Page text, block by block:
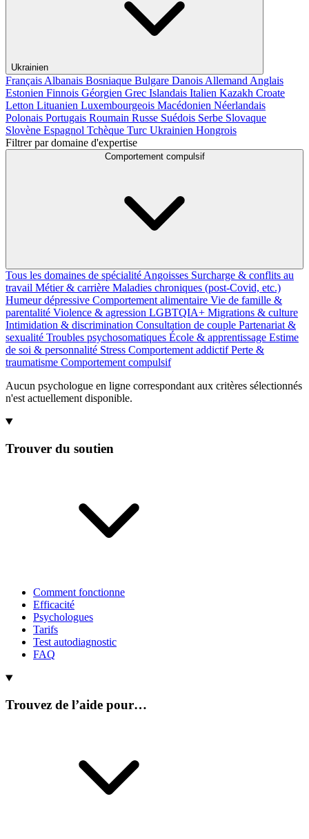
Ukrainien
Français Albanais Bosniaque Bulgare Danois Allemand Anglais
Estonien Finnois Géorgien Grec Islandais Italien Kazakh Croate
Letton Lituanien Luxembourgeois Macédonien Néerlandais
Polonais Portugais Roumain Russe Suédois Serbe Slovaque
Slovène Espagnol Tchèque Turc Ukrainien Hongrois
Filtrer par domaine d'expertise
Comportement compulsif
Tous les domaines de spécialité Angoisses Surcharge & conflits au
travail Métier & carrière Maladies chroniques (post-Covid, etc.)
Humeur dépressive Comportement alimentaire Vie de famille &
parentalité Violence & agression LGBTQIA+ Migrations & culture
Intimidation & discrimination Consultation de couple Partenariat &
sexualité Troubles psychosomatiques École & apprentissage Estime
de soi & personnalité Stress Comportement addictifPerte &
traumatisme Comportement compulsif
Aucun psychologue en ligne correspondant aux critères sélectionnés
n'est actuellement disponible.
Trouver du soutien
Comment fonctionne
Efficacité
Psychologues
Tarifs
Test autodiagnostic
FAQ
Trouvez de l’aide pour…